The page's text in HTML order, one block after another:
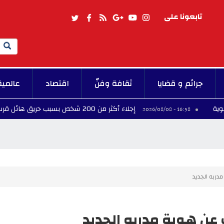
تابعونا على
Search
جرائم و قضايا ثقافة وفنّ اقتصاد
16:58 - 2026/ إجلاء أكثر من 200 شخص بسبب حريق هائل قرب بحيرة جاردا شمال إيطاليا
الجديد